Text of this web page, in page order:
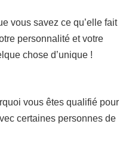
vous savez ce qu’elle fait
personnalité et votre
chose d’unique !
vous êtes qualifié pour
certaines personnes de